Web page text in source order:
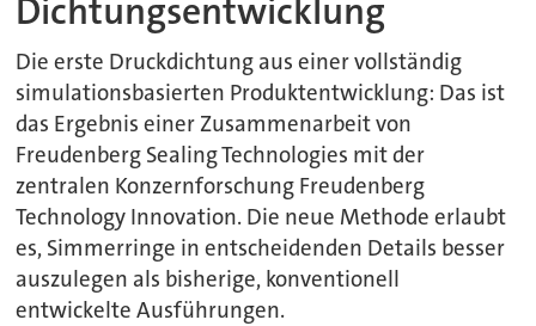
Dichtungsentwicklung
Die erste Druckdichtung aus einer vollständig
simulationsbasierten Produktentwicklung: Das ist
das Ergebnis einer Zusammenarbeit von
Freudenberg Sealing Technologies mit der
zentralen Konzernforschung Freudenberg
Technology Innovation. Die neue Methode erlaubt
es, Simmerringe in entscheidenden Details besser
auszulegen als bisherige, konventionell
entwickelte Ausführungen.